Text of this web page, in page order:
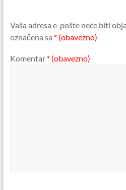
Vaša adresa e-pošte neće biti
označena sa * (obavezno)
Komentar * (obavezno)